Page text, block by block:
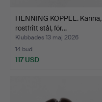
HENNING KOPPEL. Kanna,
rostfritt stål, för…
Klubbades 13 maj 2026
14 bud
117 USD